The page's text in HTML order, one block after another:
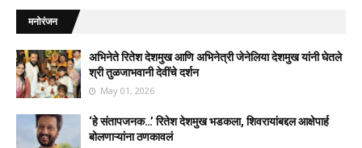
मनोरंजन
अभिनेते रितेश देशमुख आणि अभिनेत्री जेनेलिया देशमुख यांनी घेतले
श्री तुळजाभवानी देवींचे दर्शन
May 01, 2026
‘हे संतापजनक…’ रितेश देशमुख भडकला, शिवरायांबद्दल आक्षेपार्ह
बोलणाऱ्यांना ठणकावलं